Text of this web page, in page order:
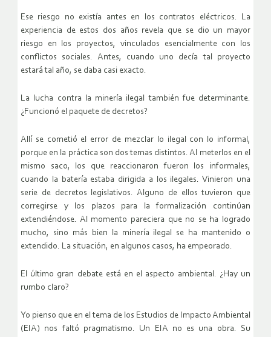
Ese riesgo no existía antes en los contratos eléctricos. La
experiencia de estos dos años revela que se dio un mayor
riesgo en los proyectos, vinculados esencialmente con los
conflictos sociales. Antes, cuando uno decía tal proyecto
estará tal año, se daba casi exacto.
La lucha contra la minería ilegal también fue determinante.
¿Funcionó el paquete de decretos?
Allí se cometió el error de mezclar lo ilegal con lo informal,
porque en la práctica son dos temas distintos. Al meterlos en el
mismo saco, los que reaccionaron fueron los informales,
cuando la batería estaba dirigida a los ilegales. Vinieron una
serie de decretos legislativos. Alguno de ellos tuvieron que
corregirse y los plazos para la formalización continúan
extendiéndose. Al momento pareciera que no se ha logrado
mucho, sino más bien la minería ilegal se ha mantenido o
extendido. La situación, en algunos casos, ha empeorado.
El último gran debate está en el aspecto ambiental. ¿Hay un
rumbo claro?
Yo pienso que en el tema de los Estudios de Impacto Ambiental
(EIA) nos faltó pragmatismo. Un EIA no es una obra. Su